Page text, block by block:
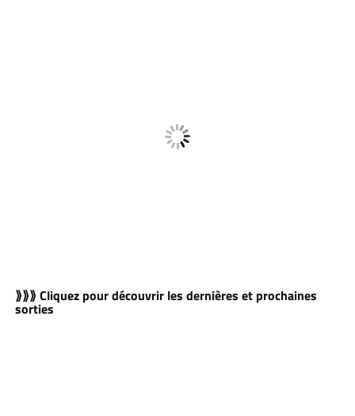
⟫⟫⟫ Cliquez pour découvrir les dernières et prochaines
sorties